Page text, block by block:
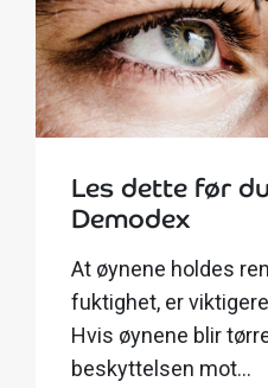
Les dette før
Demodex
At øynene holdes
fuktighet, er
Hvis øynene blir
beskyttelsen mot...